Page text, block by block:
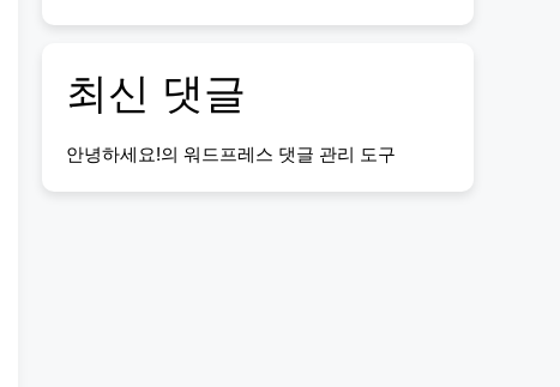
최신 댓글
안녕하세요!의 워드프레스 댓글 관리 도구